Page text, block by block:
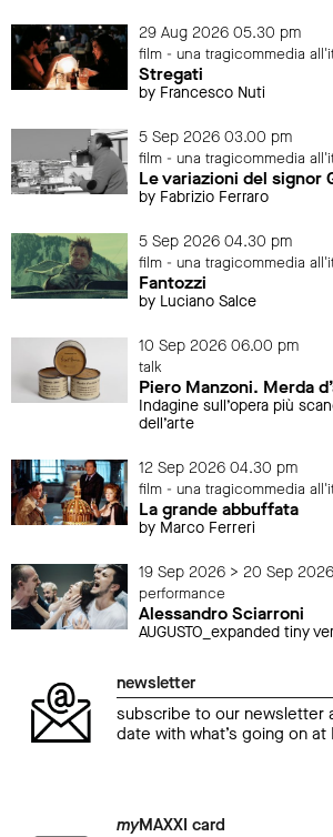
29 Aug 2026 05.30 pm
film - una tragicommedia
Stregati
by Francesco Nuti
5 Sep 2026 03.00 pm
film - una tragicommedia
Le variazioni del signor
by Fabrizio Ferraro
5 Sep 2026 04.30 pm
film - una tragicommedia
Fantozzi
by Luciano Salce
10 Sep 2026 06.00 pm
talk
Piero Manzoni. Merda
Indagine sull’opera più
dell’arte
12 Sep 2026 04.30 pm
film - una tragicommedia
La grande abbuffata
by Marco Ferreri
19 Sep 2026 > 20 Sep 2026
performance
Alessandro Sciarroni
AUGUSTO_expanded tiny
newsletter
subscribe to our newsletter
date with what’s going on at
myMAXXI card